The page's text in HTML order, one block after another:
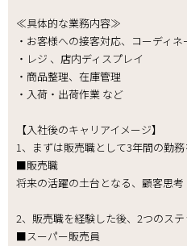
≪具体的な業務内容≫
・お客様への接客対応、コーディ
・レジ 、店内ディスプレイ
・商品整理、在庫管理
・入荷・出荷作業 など
【入社後のキャリアイメージ】
1、まずは販売職として3年間の勤
■販売職
将来の活躍の土台となる、顧客思考
2、販売職を経験した後、2つのステ
■スーパー販売員